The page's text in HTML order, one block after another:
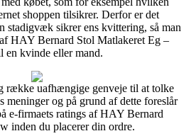
shoppen tilsikrer. Derfor er det
stadigvæk sikrer ens kvittering, så man
HAY Bernard Stol Matlakeret Eg –
en kvinde eller mand.
række uafhængige genveje til at tolke
meninger og på grund af dette foreslår
e-firmaets ratings af HAY Bernard
inden du placerer din ordre.